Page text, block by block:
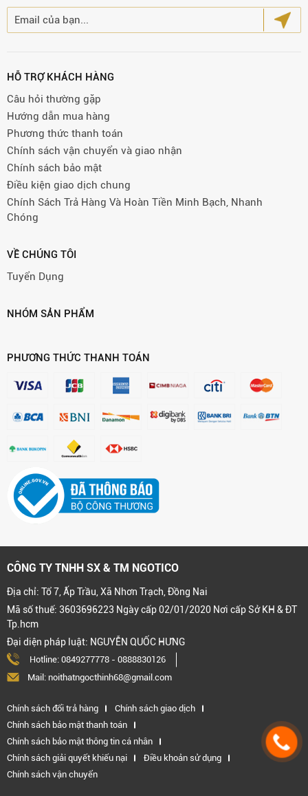
HỖ TRỢ KHÁCH HÀNG
Câu hỏi thường gặp
Hướng dẫn mua hàng
Phương thức thanh toán
Chính sách vận chuyển và giao nhận
Chính sách bảo mật
Điều kiện giao dịch chung
Chính Sách Trả Hàng Và Hoàn Tiền Minh Bạch, Nhanh
Chóng
VỀ CHÚNG TÔI
Tuyển Dụng
NHÓM SẢN PHẨM
PHƯƠNG THỨC THANH TOÁN
CÔNG TY TNHH SX & TM NGOTICO
Địa chỉ: Tổ 7, Ấp Trầu, Xã Nhơn Trạch, Đồng Nai
Mã số thuế: 3603696223 Ngày cấp 02/01/2020 Nơi cấp Sở KH & ĐT
Tp.hcm
Đại diện pháp luật: NGUYỄN QUỐC HƯNG
Hotline: 0849277778 - 0888830126
Mail: noithatngocthinh68@gmail.com
Chính sách đổi trả hàng
Chính sách giao dịch
Chính sách bảo mật thanh toán
Chính sách bảo mật thông tin cá nhân
Chính sách giải quyết khiếu nại
Điều khoản sử dụng
Chính sách vận chuyển